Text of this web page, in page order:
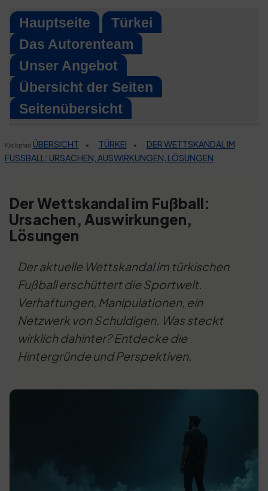
Skip
content
Hauptseite
Türkei
Das Autorenteam
Unser Angebot
Übersicht der Seiten
Seitenübersicht
Klickpfad ÜBERSICHT • TÜRKEI •
DER WETTSKANDAL IM
FUSSBALL: URSACHEN, AUSWIRKUNGEN, LÖSUNGEN
Der Wettskandal im Fußball:
Ursachen, Auswirkungen,
Lösungen
Der aktuelle Wettskandal im türkischen
Fußball erschüttert die Sportwelt.
Verhaftungen, Manipulationen, ein
Netzwerk von Schuldigen. Was steckt
wirklich dahinter? Entdecke die
Hintergründe und Perspektiven.